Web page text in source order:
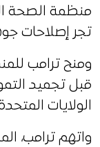
منظمة الصحة
تجر إصلاحات
قبل تجميد
الولايات
واتهم ترامب،